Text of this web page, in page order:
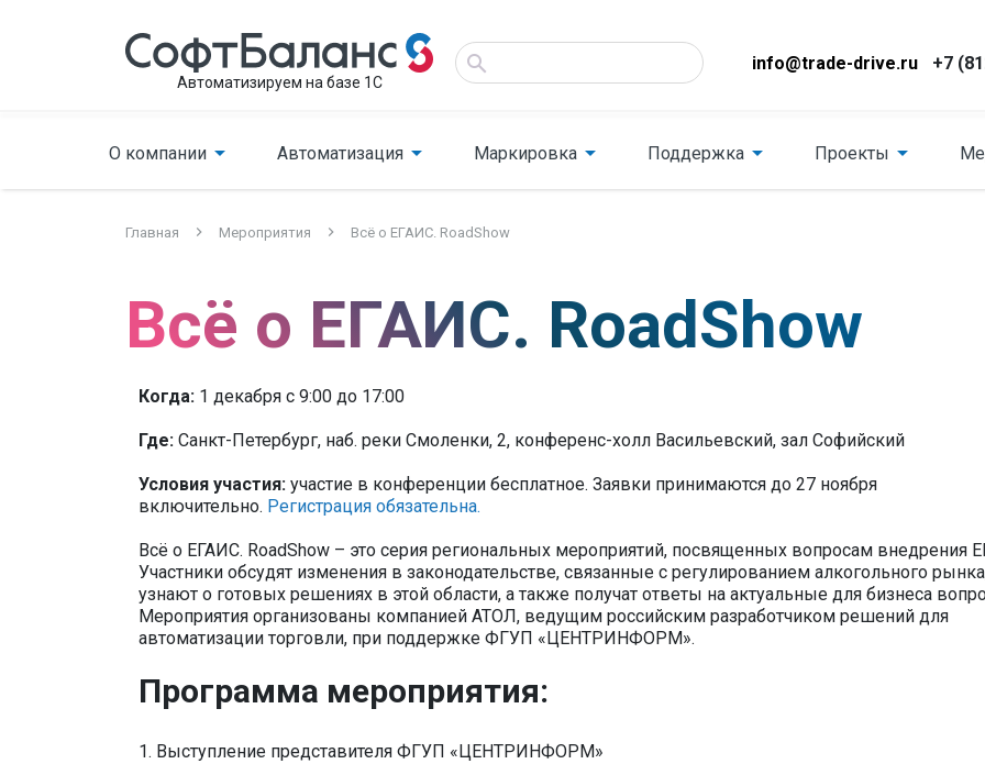
Автоматизируем на базе 1С
info@trade-drive.ru +7
О компании Автоматизация Маркировка Поддержка Проекты
Главная Мероприятия Всё о ЕГАИС. RoadShow
Всё о ЕГАИС. RoadShow
Когда: 1 декабря с 9:00 до 17:00
Где: Санкт-Петербург, наб. реки Смоленки, 2, конференс-холл Васильевский, зал Софийский
Условия участия: участие в конференции бесплатное. Заявки принимаются до 27 ноября
включительно. Регистрация обязательна.
Всё о ЕГАИС. RoadShow – это серия региональных мероприятий, посвященных вопросам внедрения
Участники обсудят изменения в законодательстве, связанные с регулированием алкогольного
узнают о готовых решениях в этой области, а также получат ответы на актуальные для бизнеса
Мероприятия организованы компанией АТОЛ, ведущим российским разработчиком решений для
автоматизации торговли, при поддержке ФГУП «ЦЕНТРИНФОРМ».
Программа мероприятия:
1. Выступление представителя ФГУП «ЦЕНТРИНФОРМ»